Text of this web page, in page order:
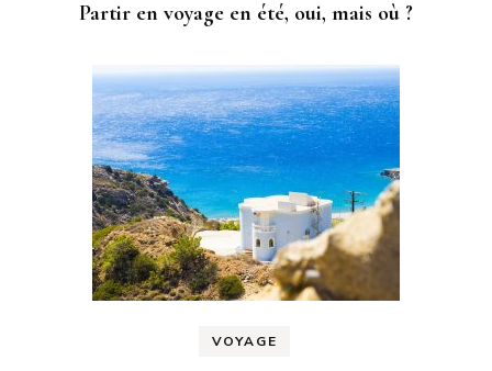
Partir en voyage en été, oui, mais où ?
VOYAGE